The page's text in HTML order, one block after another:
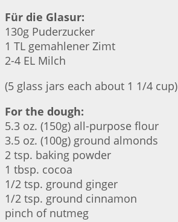
Für die Glasur:
130g Puderzucker
1 TL gemahlener Zimt
2-4 EL Milch
(5 glass jars each about 1 1/4 cup)
For the dough:
5.3 oz. (150g) all-purpose flour
3.5 oz. (100g) ground almonds
2 tsp. baking powder
1 tbsp. cocoa
1/2 tsp. ground ginger
1/2 tsp. ground cinnamon
pinch of nutmeg